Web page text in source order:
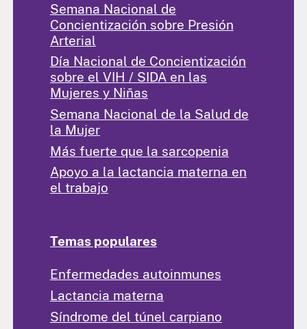
Semana Nacional de
Concientización sobre Presión
Arterial
Día Nacional de Concientización
sobre el VIH / SIDA en las
Mujeres y Niñas
Semana Nacional de la Salud de
la Mujer
Más fuerte que la sarcopenia
Apoyo a la lactancia materna en
el trabajo
Temas populares
Enfermedades autoinmunes
Lactancia materna
Síndrome del túnel carpiano